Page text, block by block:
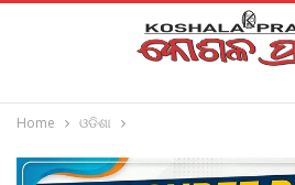
Home ଓଡିଶା